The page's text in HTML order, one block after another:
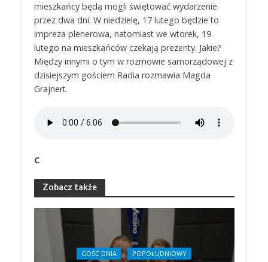
mieszkańcy będą mogli świętować wydarzenie
przez dwa dni. W niedzielę, 17 lutego będzie to
impreza plenerowa, natomiast we wtorek, 19
lutego na mieszkańców czekają prezenty. Jakie?
Między innymi o tym w rozmowie samorządowej z
dzisiejszym gościem Radia rozmawia Magda
Grajnert.
C
Zobacz także
GOŚĆ DNIA POPOŁUDNIOWY